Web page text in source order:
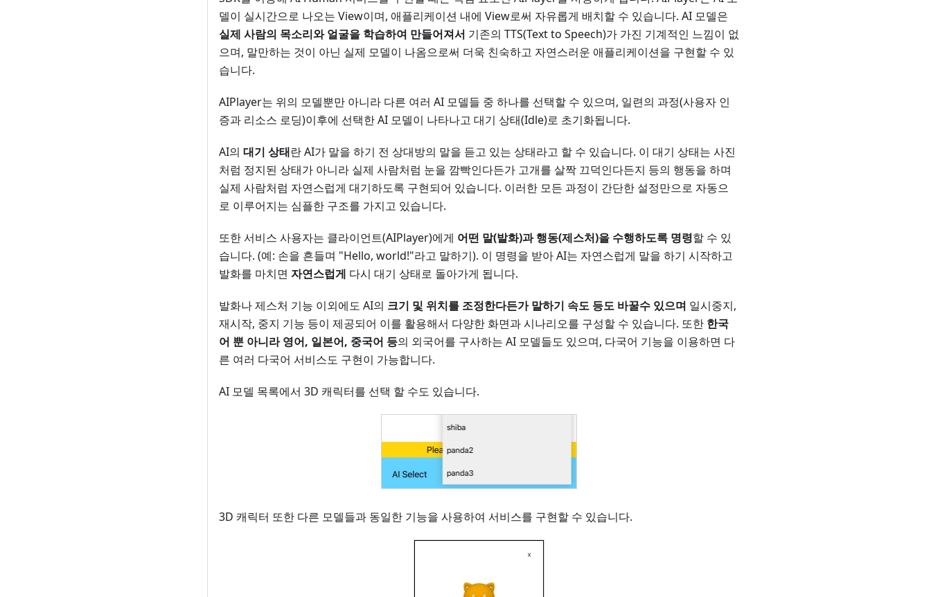
델이 실시간으로 나오는 View이며, 애플리케이션 내에 View로써 자유롭게 배치할 수 있습니다. AI 모델은
실제 사람의 목소리와 얼굴을 학습하여 만들어져서 기존의 TTS(Text to Speech)가 가진 기계적인 느낌이 없
으며, 말만하는 것이 아닌 실제 모델이 나옴으로써 더욱 친숙하고 자연스러운 애플리케이션을 구현할 수 있
습니다.
AIPlayer는 위의 모델뿐만 아니라 다른 여러 AI 모델들 중 하나를 선택할 수 있으며, 일련의 과정(사용자 인
증과 리소스 로딩)이후에 선택한 AI 모델이 나타나고 대기 상태(Idle)로 초기화됩니다.
AI의 대기 상태란 AI가 말을 하기 전 상대방의 말을 듣고 있는 상태라고 할 수 있습니다. 이 대기 상태는 사진
처럼 정지된 상태가 아니라 실제 사람처럼 눈을 깜빡인다든가 고개를 살짝 끄덕인다든지 등의 행동을 하며
실제 사람처럼 자연스럽게 대기하도록 구현되어 있습니다. 이러한 모든 과정이 간단한 설정만으로 자동으
로 이루어지는 심플한 구조를 가지고 있습니다.
또한 서비스 사용자는 클라이언트(AIPlayer)에게 어떤 말(발화)과 행동(제스처)을 수행하도록 명령할 수 있
습니다. (예: 손을 흔들며 "Hello, world!"라고 말하기). 이 명령을 받아 AI는 자연스럽게 말을 하기 시작하고
발화를 마치면 자연스럽게 다시 대기 상태로 돌아가게 됩니다.
발화나 제스처 기능 이외에도 AI의 크기 및 위치를 조정한다든가 말하기 속도 등도 바꿀수 있으며 일시중지,
재시작, 중지 기능 등이 제공되어 이를 활용해서 다양한 화면과 시나리오를 구성할 수 있습니다. 또한 한국
어 뿐 아니라 영어, 일본어, 중국어 등의 외국어를 구사하는 AI 모델들도 있으며, 다국어 기능을 이용하면 다
른 여러 다국어 서비스도 구현이 가능합니다.
AI 모델 목록에서 3D 캐릭터를 선택 할 수도 있습니다.
3D 캐릭터 또한 다른 모델들과 동일한 기능을 사용하여 서비스를 구현할 수 있습니다.